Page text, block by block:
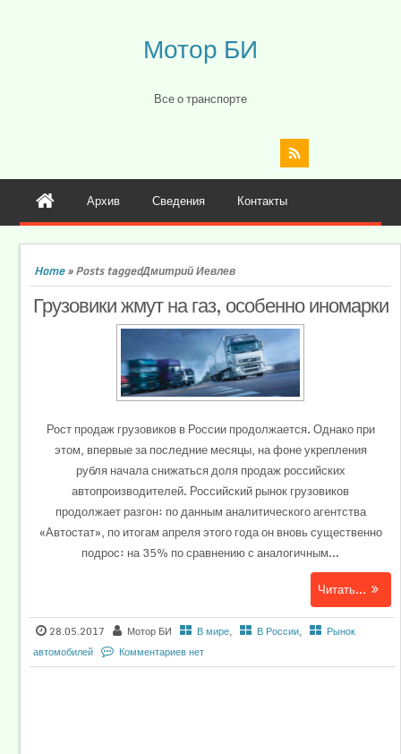
Мотор БИ
Все о транспорте
Архив Сведения Контакты
Home»Posts taggedДмитрий Иевлев
Грузовики жмут на газ, особенно иномарки
Рост продаж грузовиков в России продолжается. Однако при
этом, впервые за последние месяцы, на фоне укрепления
рубля начала снижаться доля продаж российских
автопроизводителей. Российский рынок грузовиков
продолжает разгон: по данным аналитического агентства
«Автостат», по итогам апреля этого года он вновь существенно
подрос: на 35% по сравнению с аналогичным...
Читать...
28.05.2017 Мотор БИ В мире, В России,
Рынок
автомобилей
Комментариев нет